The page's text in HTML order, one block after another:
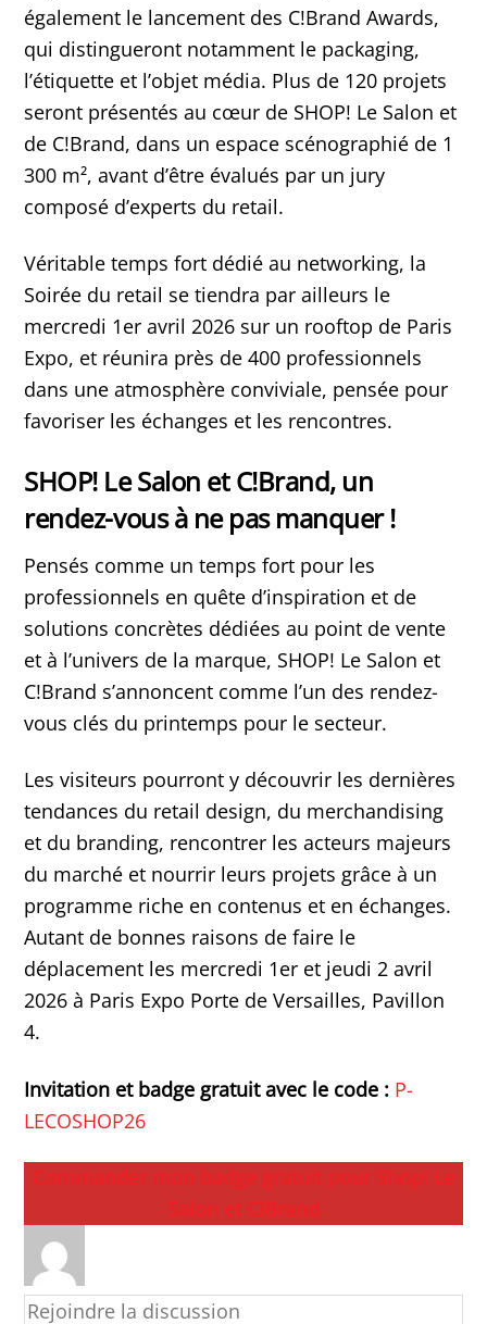
également le lancement des C!Brand Awards,
qui distingueront notamment le packaging,
l’étiquette et l’objet média. Plus de 120 projets
seront présentés au cœur de SHOP! Le Salon et
de C!Brand, dans un espace scénographié de 1
300 m², avant d’être évalués par un jury
composé d’experts du retail.
Véritable temps fort dédié au networking, la
Soirée du retail se tiendra par ailleurs le
mercredi 1er avril 2026 sur un rooftop de Paris
Expo, et réunira près de 400 professionnels
dans une atmosphère conviviale, pensée pour
favoriser les échanges et les rencontres.
SHOP! Le Salon et C!Brand, un
rendez-vous à ne pas manquer !
Pensés comme un temps fort pour les
professionnels en quête d’inspiration et de
solutions concrètes dédiées au point de vente
et à l’univers de la marque, SHOP! Le Salon et
C!Brand s’annoncent comme l’un des rendez-
vous clés du printemps pour le secteur.
Les visiteurs pourront y découvrir les dernières
tendances du retail design, du merchandising
et du branding, rencontrer les acteurs majeurs
du marché et nourrir leurs projets grâce à un
programme riche en contenus et en échanges.
Autant de bonnes raisons de faire le
déplacement les mercredi 1er et jeudi 2 avril
2026 à Paris Expo Porte de Versailles, Pavillon
4.
Invitation et badge gratuit avec le code : P-
LECOSHOP26
Commander mon badge gratuit pour Shop! Le
Salon et C!Brand